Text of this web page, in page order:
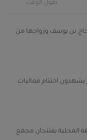
طول الوقت
يوسف وزواجها من
اختتام فعاليات
يفتتحان مجمع